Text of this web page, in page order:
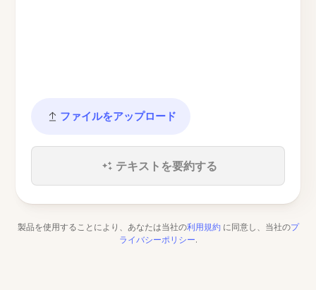
ファイルをアップロード
テキストを要約する
製品を使用することにより、あなたは当社の利用規約 に同意し、当社のプ
ライバシーポリシー.